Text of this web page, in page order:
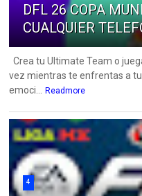
DFL 26 COPA
CUALQUIER
Crea tu Ultimate Team o
vez mientras te enfrentas a
emoci...
Readmore
4